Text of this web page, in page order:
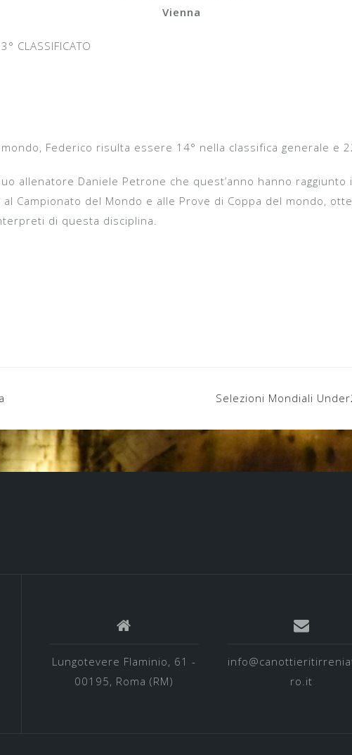
Vienna
Federico risulta essere 14° nella classifica generale e
allenatore Daniele Petrone che quest’anno hanno
Campionato del Mondo e alle Prove di Coppa del mondo,
di questa disciplina.
Selezioni Mondiali
Lungotevere Flaminio, 61 -
00195, Roma (RM)
ro.it